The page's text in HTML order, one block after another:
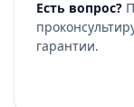
Есть вопрос?
гарантии.